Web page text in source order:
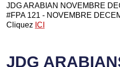
JDG ARABIAN NOVEMBRE
#FPA 121 - NOVEMBRE
Cliquez ICI
JDG